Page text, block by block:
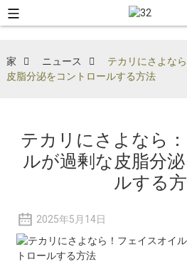
家 ニュース
テカリにさよな
皮脂分泌をコントロールする方法
テカリにさよなら
ルが過剰な皮脂分
ルする
2025年5月14日